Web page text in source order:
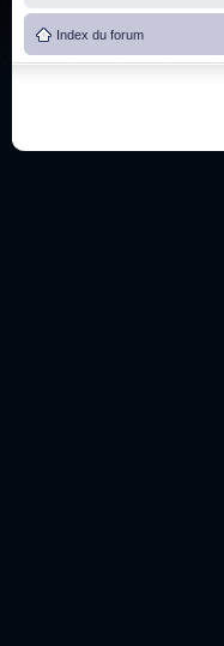
Index du forum